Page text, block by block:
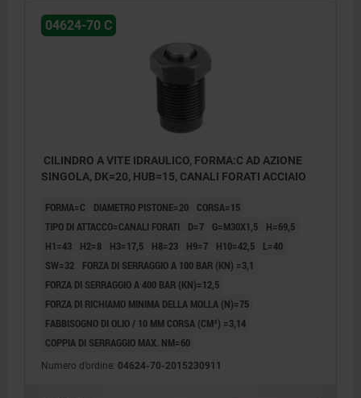
04624-70 C
CILINDRO A VITE IDRAULICO, FORMA:C AD AZIONE
SINGOLA, DK=20, HUB=15, CANALI FORATI ACCIAIO
FORMA=C DIAMETRO PISTONE=20
CORSA=15
TIPO DI ATTACCO=CANALI FORATI
D=7 G=M30X1,5
H=69,5
H1=43
H2=8 H3=17,5 H8=23 H9=7 H10=42,5
L=40
SW=32
FORZA DI SERRAGGIO A 100 BAR (KN) =3,1
FORZA DI SERRAGGIO A 400 BAR (KN)=12,5
FORZA DI RICHIAMO MINIMA DELLA MOLLA (N)=75
FABBISOGNO DI OLIO / 10 MM CORSA (CM³) =3,14
COPPIA DI SERRAGGIO MAX. NM=60
Numero d’ordine: 04624-70-2015230911